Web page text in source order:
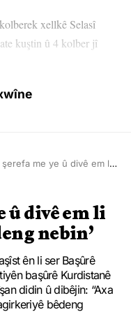
xellkê Selasî
kuştin û 4 kolber jî
ku birîndarbûne li
dawî ya Kolbernews’ê
270 kolber li deverên
kuştin û
18 salî de bûn.
ye û divê em li dijî dagirkeriyê bêdeng nebin’
û divê em li
nebin’
ên li ser Başûrê
başûrê Kurdistanê
didin û dibêjin: “Axa
bêdeng